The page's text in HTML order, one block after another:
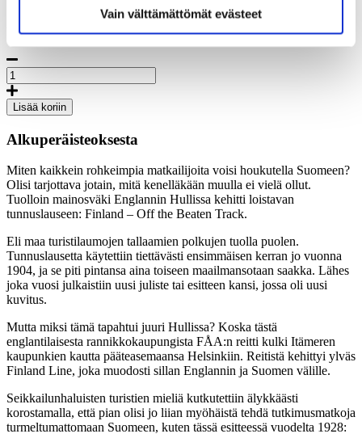
Vain välttämättömät evästeet
Varastossa
Off
the
Beaten
Track
Finland
Line,
juliste
määrä
Lisää koriin
Alkuperäisteoksesta
Miten kaikkein rohkeimpia matkailijoita voisi houkutella Suomeen?
Olisi tarjottava jotain, mitä kenelläkään muulla ei vielä ollut.
Tuolloin mainosväki Englannin Hullissa kehitti loistavan
tunnuslauseen: Finland – Off the Beaten Track.
Eli maa turistilaumojen tallaamien polkujen tuolla puolen.
Tunnuslausetta käytettiin tiettävästi ensimmäisen kerran jo vuonna
1904, ja se piti pintansa aina toiseen maailmansotaan saakka. Lähes
joka vuosi julkaistiin uusi juliste tai esitteen kansi, jossa oli uusi
kuvitus.
Mutta miksi tämä tapahtui juuri Hullissa? Koska tästä
englantilaisesta rannikkokaupungista FÅA:n reitti kulki Itämeren
kaupunkien kautta pääteasemaansa Helsinkiin. Reitistä kehittyi ylväs
Finland Line, joka muodosti sillan Englannin ja Suomen välille.
Seikkailunhaluisten turistien mieliä kutkutettiin älykkäästi
korostamalla, että pian olisi jo liian myöhäistä tehdä tutkimusmatkoja
turmeltumattomaan Suomeen, kuten tässä esitteessä vuodelta 1928: